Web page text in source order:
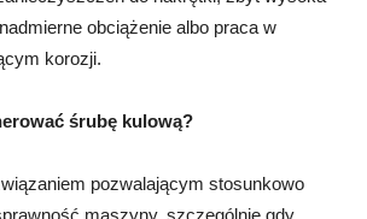
obciążenie albo praca w
korozji.
śrubę kulową?
pozwalającym stosunkowo